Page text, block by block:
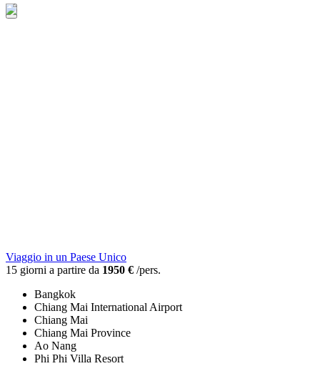
Viaggio in un Paese Unico
15 giorni a partire da 1950 € /pers.
Bangkok
Chiang Mai International Airport
Chiang Mai
Chiang Mai Province
Ao Nang
Phi Phi Villa Resort